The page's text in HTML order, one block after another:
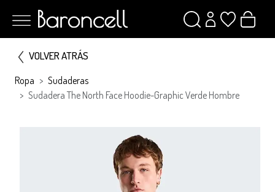
VOLVER ATRÁS
Ropa
Sudaderas
Sudadera The North Face Hoodie-Graphic Verde Hombre